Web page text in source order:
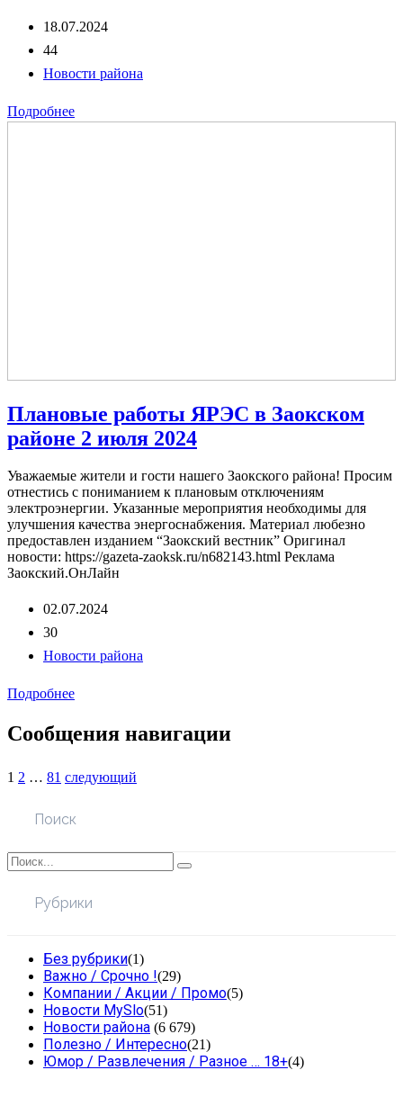
18.07.2024
44
Новости района
Подробнее
Плановые работы ЯРЭС в Заокском
районе 2 июля 2024
Уважаемые жители и гости нашего Заокского района! Просим
отнестись с пониманием к плановым отключениям
электроэнергии. Указанные мероприятия необходимы для
улучшения качества энергоснабжения. Материал любезно
предоставлен изданием “Заокский вестник” Оригинал
новости: https://gazeta-zaoksk.ru/n682143.html Реклама
Заокский.ОнЛайн
02.07.2024
30
Новости района
Подробнее
Сообщения навигации
1 2 … 81 следующий
Поиск
Рубрики
Без рубрики(1)
Важно / Срочно !(29)
Компании / Акции / Промо(5)
Новости MySlo(51)
Новости района (6 679)
Полезно / Интересно(21)
Юмор / Развлечения / Разное … 18+(4)